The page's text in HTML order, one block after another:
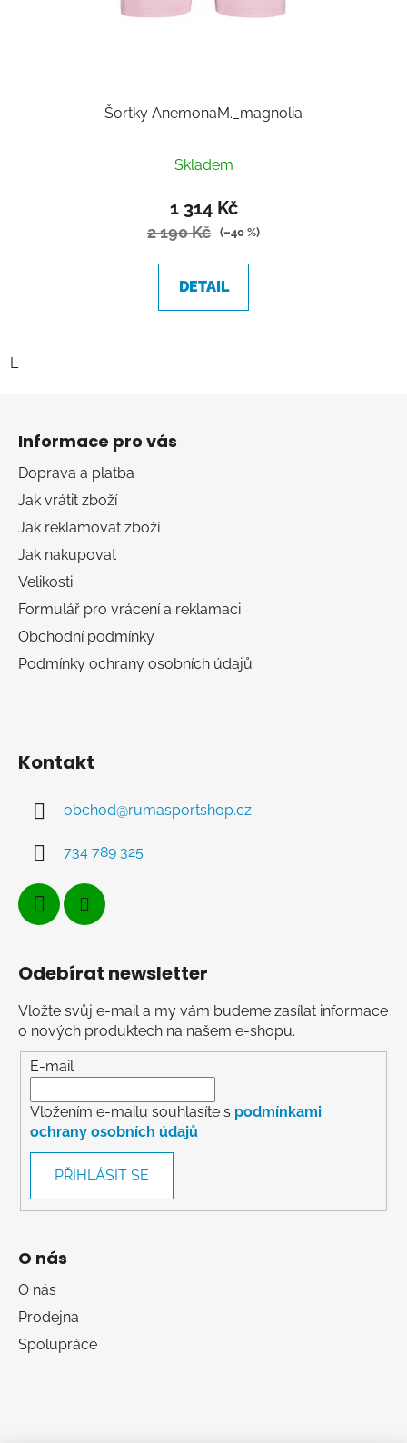
Šortky AnemonaM._magnolia
Skladem
1 314 Kč
2 190 Kč (–40 %)
DETAIL
L
Informace pro vás
Doprava a platba
Jak vrátit zboží
Jak reklamovat zboží
Jak nakupovat
Velikosti
Formulář pro vrácení a reklamaci
Obchodní podmínky
Podmínky ochrany osobních údajů
Kontakt
obchod@rumasportshop.cz
734 789 325
Odebírat newsletter
Vložte svůj e-mail a my vám budeme zasílat informace
o nových produktech na našem e-shopu.
E-mail
Vložením e-mailu souhlasíte s podmínkami
ochrany osobních údajů
PŘIHLÁSIT SE
O nás
O nás
Prodejna
Spolupráce